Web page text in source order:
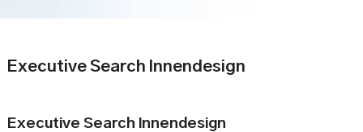
Executive Search Innendesign
Executive Search Innendesign